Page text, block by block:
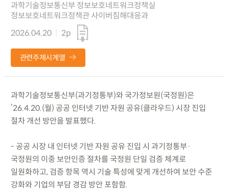
과학기술정보통신부 정보보호네트워크정책실
정보보호네트워크정책관 사이버침해대응과
2026.04.20
2p
관련주제시계열
과학기술정보통신부(과기정통부)와 국가정보원(국정원)은
’26.4.20.(월) 공공 인터넷 기반 자원 공유(클라우드) 시장 진입
절차 개선 방안을 발표했다.
- 공공 시장 내 인터넷 기반 자원 공유 진입 시 과기정통부·
국정원의 이중 보안인증 절차를 국정원 단일 검증 체계로
일원화하고, 검증 항목 역시 기술 특성에 맞게 개선하여 보안 수준
강화와 기업의 부담 경감 방안 포함함.